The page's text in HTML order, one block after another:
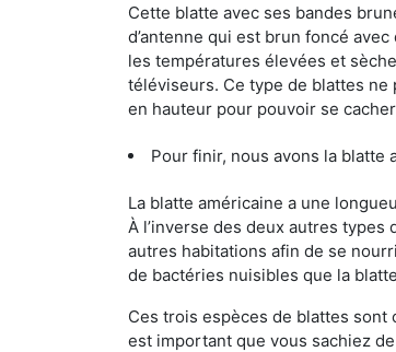
Cette blatte avec ses bandes
d’antenne qui est brun foncé
les températures élevées et
téléviseurs. Ce type de blattes
en hauteur pour pouvoir se
Pour finir, nous avons la blatte
La blatte américaine a une
À l’inverse des deux autres
autres habitations afin de se
de bactéries nuisibles que la
Ces trois espèces de blattes
est important que vous sachiez